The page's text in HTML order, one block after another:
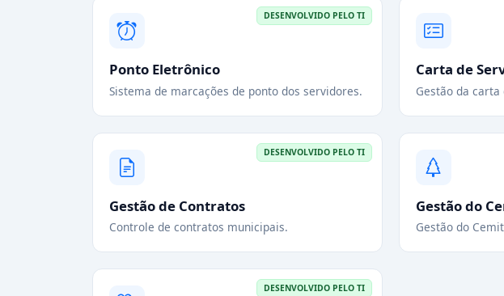
DESENVOLVIDO PELO TI
Ponto Eletrônico
Sistema de marcações de ponto dos servidores.
Carta de
Gestão da
DESENVOLVIDO PELO TI
Gestão de Contratos
Controle de contratos municipais.
Gestão do
Gestão do
DESENVOLVIDO PELO TI